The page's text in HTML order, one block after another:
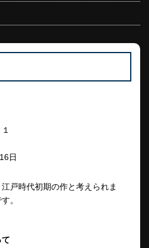
日
戸時代初期の作と考えられま
。